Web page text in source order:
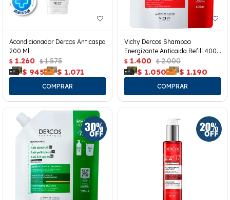
Acondicionador Dercos Anticaspa
200 Ml.
$ 1.260 $ 1.575
$ 945 $ 1.071
Vichy Dercos Shampoo
Energizante Anticaida Refill 400
Ml.
$ 1.400 $ 2.000
$ 1.050 $ 1.190